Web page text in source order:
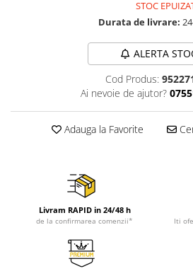
STOC
Durata de livrare:
ALERTA
Cod Produs:
Ai nevoie de ajutor?
Adauga la Favorite
Livram RAPID in 24/48 h
de la confirmarea comenzii* Iti